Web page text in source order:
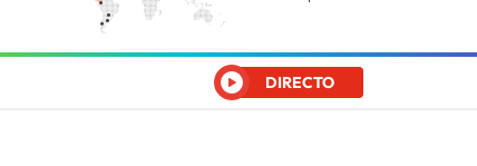
DIRECTO